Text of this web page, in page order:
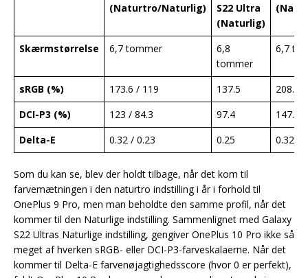
(Naturtro/Naturlig)
S22 Ultra
(Naturlig)
Skærmstørrelse 6,7 tommer
6,8
tommer
6,7
sRGB (%) 173.6 / 119 137.5
208.1
DCI-P3 (%)
123 / 84.3 97.4
147.4
Delta-E
0.32 / 0.23 0.25 0.32/
Som du kan se, blev der holdt tilbage, når det kom til
farvemætningen i den naturtro indstilling i år i forhold til
OnePlus 9 Pro, men man beholdte den samme profil, når det
kommer til den Naturlige indstilling. Sammenlignet med Galaxy
S22 Ultras Naturlige indstilling, gengiver OnePlus 10 Pro ikke så
meget af hverken sRGB- eller DCI-P3-farveskalaerne. Når det
kommer til Delta-E farvenøjagtighedsscore (hvor 0 er perfekt),